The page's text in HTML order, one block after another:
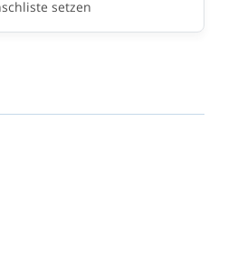
setzen